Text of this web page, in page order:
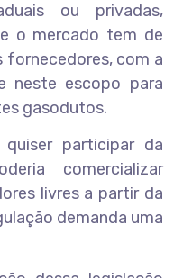
ou privadas,
o mercado tem de
com a
neste escopo para
gasodutos.
participar da
comercializar
livres a partir da
demanda uma